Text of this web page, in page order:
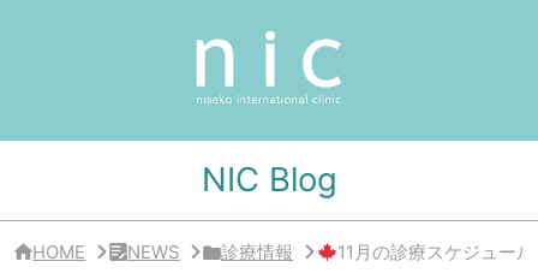
ク
ク
NIC Blog
HOME NEWS 診療情報 11月の診療スケジュール